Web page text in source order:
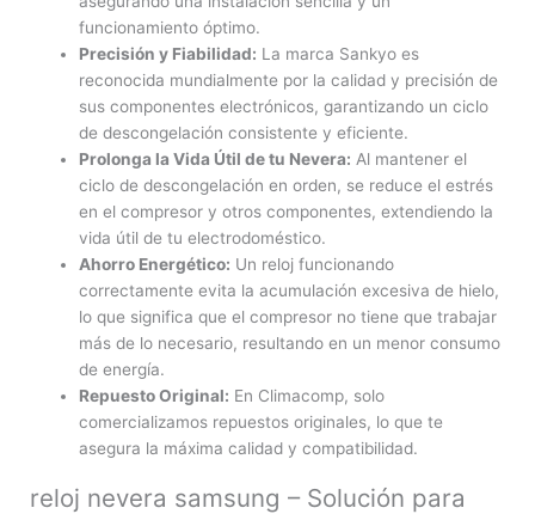
funcionamiento óptimo.
Precisión y Fiabilidad: La marca Sankyo es
reconocida mundialmente por la calidad y precisión de
sus componentes electrónicos, garantizando un ciclo
de descongelación consistente y eficiente.
Prolonga la Vida Útil de tu Nevera: Al mantener el
ciclo de descongelación en orden, se reduce el estrés
en el compresor y otros componentes, extendiendo la
vida útil de tu electrodoméstico.
Ahorro Energético: Un reloj funcionando
correctamente evita la acumulación excesiva de hielo,
lo que significa que el compresor no tiene que trabajar
más de lo necesario, resultando en un menor consumo
de energía.
Repuesto Original: En Climacomp, solo
comercializamos repuestos originales, lo que te
asegura la máxima calidad y compatibilidad.
reloj nevera samsung – Solución para